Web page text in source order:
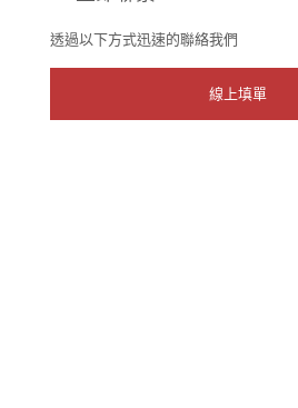
透過以下方式迅速的聯絡我們
線上填單